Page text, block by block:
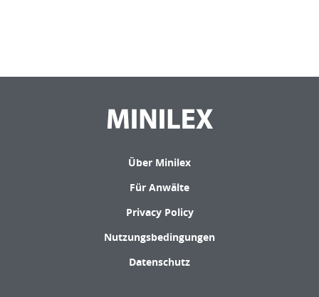
Über Minilex
Für Anwälte
Privacy Policy
Nutzungsbedingungen
Datenschutz